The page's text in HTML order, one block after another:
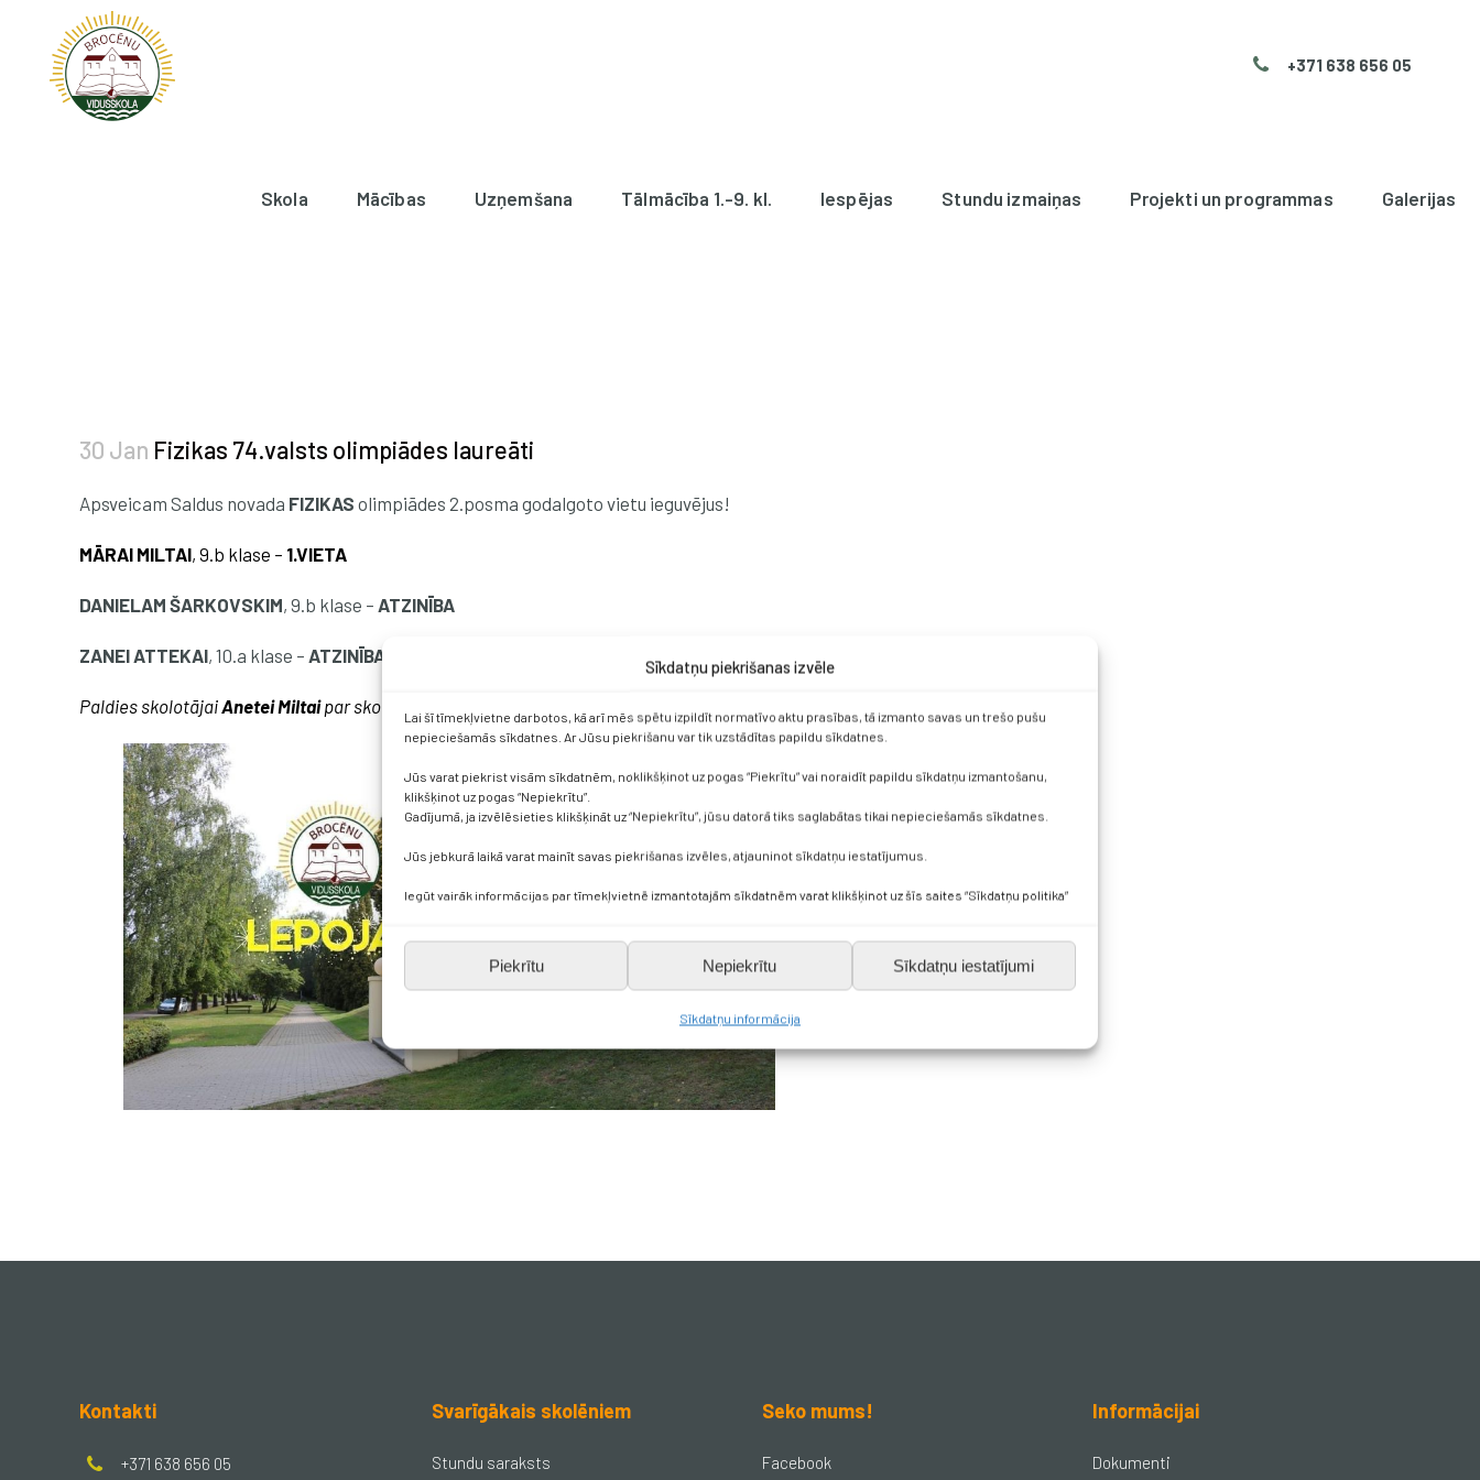
Sīkdatņu piekrišanas izvēle
Lai šī tīmekļvietne darbotos, kā arī mēs spētu izpildīt normatīvo aktu prasības, tā izmanto savas un trešo pušu
nepieciešamās sīkdatnes. Ar Jūsu piekrišanu var tik uzstādītas papildu sīkdatnes.
Jūs varat piekrist visām sīkdatnēm, noklikšķinot uz pogas “Piekrītu” vai noraidīt papildu sīkdatņu izmantošanu,
klikšķinot uz pogas “Nepiekrītu”.
Gadījumā, ja izvēlēsieties klikšķināt uz “Nepiekrītu”, jūsu datorā tiks saglabātas tikai nepieciešamās sīkdatnes.
Jūs jebkurā laikā varat mainīt savas piekrišanas izvēles, atjauninot sīkdatņu iestatījumus.
Iegūt vairāk informācijas par tīmekļvietnē izmantotajām sīkdatnēm varat klikšķinot uz šīs saites “Sīkdatņu politika”
Piekrītu Nepiekrītu Sīkdatņu iestatījumi
Sīkdatņu informācija
+371 638 656 05
Skola Mācības Uzņemšana Tālmācība 1.-9. kl. Iespējas Stundu izmaiņas Projekti un programmas Galerijas
30 Jan Fizikas 74.valsts olimpiādes laureāti
Apsveicam Saldus novada FIZIKAS olimpiādes 2.posma godalgoto vietu ieguvējus!
MĀRAI MILTAI, 9.b klase – 1.VIETA
DANIELAM ŠARKOVSKIM, 9.b klase – ATZINĪBA
ZANEI ATTEKAI, 10.a klase – ATZINĪBA
Paldies skolotājaiAnetei Miltaipar skolēnu sagatavošanu olimpiādei!
Kontakti
+371 638 656 05
Svarīgākais skolēniem
Stundu saraksts
Seko mums!
Facebook
Informācijai
Dokumenti